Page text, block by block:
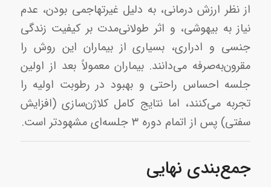
از نظر ارزش درمانی، به دلیل غیرتهاجمی بودن، عدم
نیاز به بیهوشی، و اثر طولانی‌مدت بر کیفیت زندگی
جنسی و ادراری، بسیاری از بیماران این روش را
مقرون‌به‌صرفه می‌دانند. بیماران معمولاً بعد از اولین
جلسه احساس راحتی و بهبود در رطوبت اولیه را
تجربه می‌کنند، اما نتایج کامل کلاژن‌سازی (افزایش
سفتی) پس از اتمام دوره ۳ جلسه‌ای مشهودتر است.
جمع‌بندی نهایی